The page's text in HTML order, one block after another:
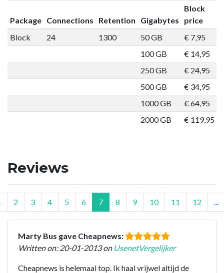
Package Connections Retention Gigabytes
Block
price
Block
24 1300 50 GB € 7,95
100 GB
€ 14,95
250 GB
€ 24,95
500 GB
€ 34,95
1000 GB
€ 64,95
2000 GB
€ 119,95
Reviews
2 3 4 5 6 7 8 9 10 11 12
Marty Bus gave Cheapnews:
Written on: 20-01-2013 on UsenetVergelijker
Cheapnews is helemaal top. Ik haal vrijwel altijd de